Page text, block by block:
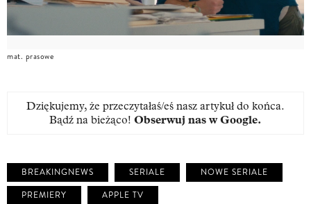
mat. prasowe
Dziękujemy, że przeczytałaś/eś nasz artykuł do końca.
Bądź na bieżąco! Obserwuj nas w Google.
BREAKINGNEWS SERIALE
NOWE SERIALE
PREMIERY
APPLE TV